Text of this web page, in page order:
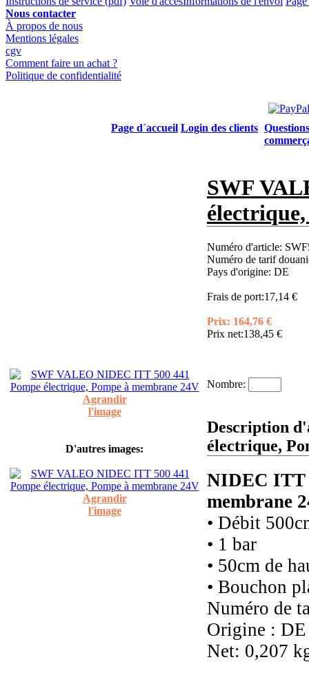
Nous contacter
À propos de nous
Mentions légales
cgv
Comment faire un achat ?
Politique de confidentialité
Page d´accueil Login des clients
Agrandir
l'image
D'autres images:
Agrandir
l'image
SWF
Numéro d'article:
Numéro de tarif
Pays d'origine: DE
Frais de port:17,14 €
Prix: 164,76 €
Prix net:138,45 €
Nombre:
Description
électrique,
NIDEC ITT
membrane
• Débit
• 1 bar
• 50cm de
• Bouchon
Numéro de
Origine : DE
Net: 0,207